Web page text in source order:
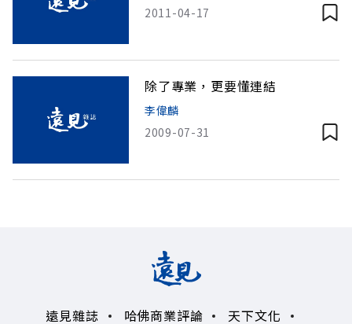
2011-04-17
除了專業，更要懂連結
李偉麟
2009-07-31
遠見雜誌 哈佛商業評論 天下文化